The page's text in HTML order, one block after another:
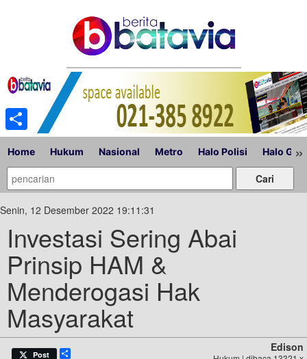
Home Hukum Nasional Metro Halo Polisi Halo »
Senin, 12 Desember 2022 19:11:31
Investasi Sering Abai
Prinsip HAM &
Menderogasi Hak
Masyarakat
Post
Edison
Share